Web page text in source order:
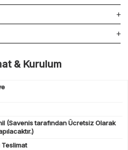
& Kurulum
(Savenis tarafından Ücretsiz Olarak